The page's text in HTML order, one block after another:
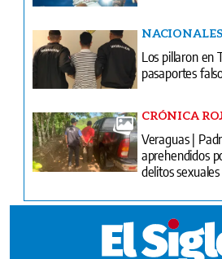
NACIONALES
Los pillaron en
pasaportes
CRÓNICA
Veraguas |
aprehendidos
delitos sexuales